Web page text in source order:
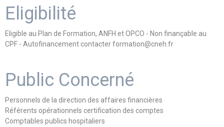
Eligibilité
Eligible au Plan de Formation, ANFH et OPCO - Non finançable au
CPF - Autofinancement contacter formation@cneh.fr
Public Concerné
Personnels de la direction des affaires financières
Référents opérationnels certification des comptes
Comptables publics hospitaliers